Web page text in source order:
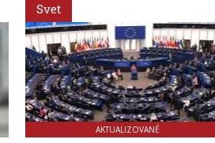
Svet
AKTUALIZOVANÉ